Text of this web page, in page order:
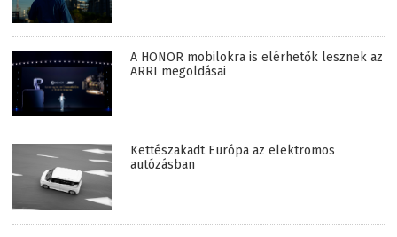
A HONOR mobilokra is elérhetők lesznek az
ARRI megoldásai
Kettészakadt Európa az elektromos
autózásban